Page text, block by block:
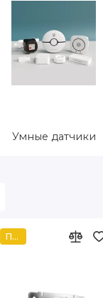
Умные датчики
Популярный